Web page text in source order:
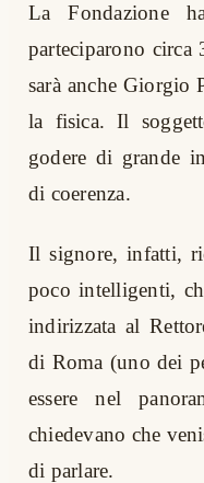
La Fondazione
parteciparono
sarà anche Giorgio
la fisica. Il
godere di grande
di coerenza.
Il signore, infatti,
poco intelligenti,
indirizzata al
di Roma (uno dei
essere nel
chiedevano che
di parlare.